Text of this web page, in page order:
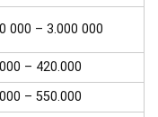
000 – 3.000 000
– 420.000
– 550.000